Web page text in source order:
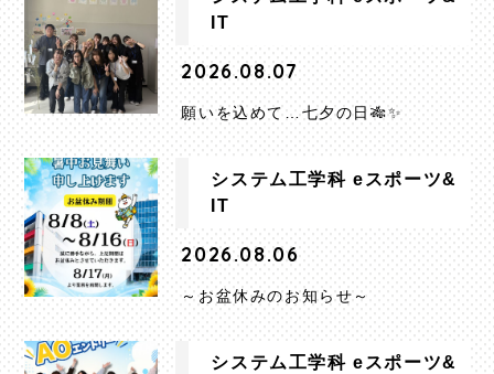
IT
2026.08.07
願いを込めて…七夕の日🎋✨
システム工学科 eスポーツ&
IT
2026.08.06
～お盆休みのお知らせ～
システム工学科 eスポーツ&